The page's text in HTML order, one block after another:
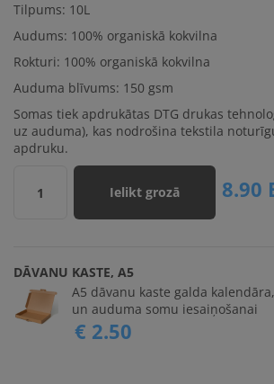
Tilpums: 10L
Audums: 100% organiskā kokvilna
Rokturi: 100% organiskā kokvilna
Auduma blīvums: 150 gsm
Somas tiek apdrukātas DTG drukas
uz auduma), kas nodrošina tekstila
apdruku.
1 Ielikt grozā 8.90
DĀVANU KASTE, A5
A5 dāvanu kaste galda
un auduma somu iesaiņošanai
€ 2.50